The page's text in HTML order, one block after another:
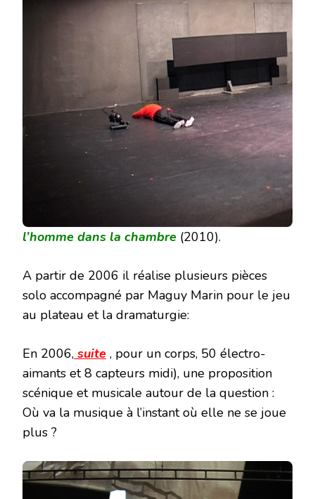
l’homme dans la chambre (2010).
A partir de 2006 il réalise plusieurs pièces
solo accompagné par Maguy Marin pour le jeu
au plateau et la dramaturgie:
En 2006, suite , pour un corps, 50 électro-
aimants et 8 capteurs midi), une proposition
scénique et musicale autour de la question :
Où va la musique à l’instant où elle ne se joue
plus ?